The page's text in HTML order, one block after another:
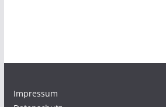
Impressum